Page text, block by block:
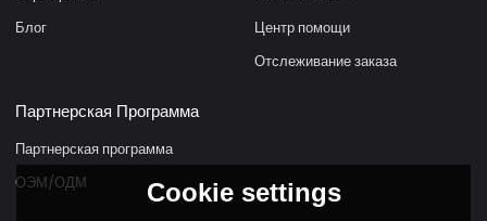
Блог
Центр помощи
Отслеживание заказа
Партнерская Программа
Партнерская программа
ОЭМ/ОДМ
Cookie settings